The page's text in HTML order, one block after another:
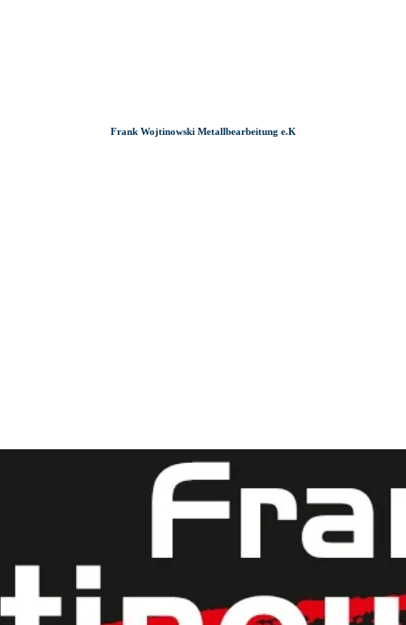
Frank Wojtinowski Metallbearbeitung e.K